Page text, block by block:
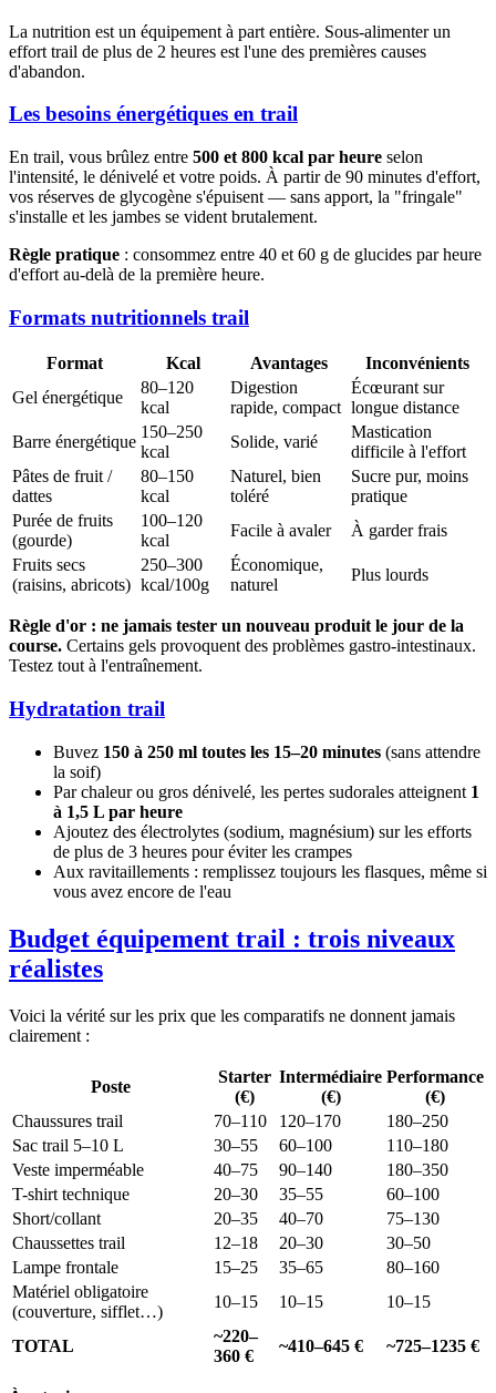
La nutrition est un équipement à part entière. Sous-alimenter un
effort trail de plus de 2 heures est l'une des premières causes
d'abandon.
Les besoins énergétiques en trail
En trail, vous brûlez entre 500 et 800 kcal par heure selon
l'intensité, le dénivelé et votre poids. À partir de 90 minutes d'effort,
vos réserves de glycogène s'épuisent — sans apport, la "fringale"
s'installe et les jambes se vident brutalement.
Règle pratique : consommez entre 40 et 60 g de glucides par heure
d'effort au-delà de la première heure.
Formats nutritionnels trail
Format Kcal Avantages
Inconvénients
Gel énergétique
80–120
kcal
Digestion
rapide, compact
Écœurant sur
longue distance
Barre énergétique
150–250
kcal
Solide, varié
Mastication
difficile à l'effort
Pâtes de fruit /
dattes
80–150
kcal
Naturel, bien
toléré
Sucre pur, moins
pratique
Purée de fruits
(gourde)
100–120
kcal
Facile à avaler
À garder frais
Fruits secs
(raisins, abricots)
250–300
kcal/100g
Économique,
naturel
Plus lourds
Règle d'or : ne jamais tester un nouveau produit le jour de la
course. Certains gels provoquent des problèmes gastro-intestinaux.
Testez tout à l'entraînement.
Hydratation trail
Buvez 150 à 250 ml toutes les 15–20 minutes (sans attendre
la soif)
Par chaleur ou gros dénivelé, les pertes sudorales atteignent 1
à 1,5 L par heure
Ajoutez des électrolytes (sodium, magnésium) sur les efforts
de plus de 3 heures pour éviter les crampes
Aux ravitaillements : remplissez toujours les flasques, même si
vous avez encore de l'eau
Budget équipement trail : trois niveaux
réalistes
Voici la vérité sur les prix que les comparatifs ne donnent jamais
clairement :
Poste
Starter
(€)
Intermédiaire
(€)
Performance
(€)
Chaussures trail
70–110 120–170
180–250
Sac trail 5–10 L
30–55 60–100
110–180
Veste imperméable
40–75 90–140
180–350
T-shirt technique
20–30 35–55
60–100
Short/collant
20–35 40–70
75–130
Chaussettes trail
12–18 20–30
30–50
Lampe frontale
15–25 35–65
80–160
Matériel obligatoire
(couverture, sifflet…)
10–15 10–15 10–15
TOTAL
~220–
360 €
~410–645 € ~725–1235 €